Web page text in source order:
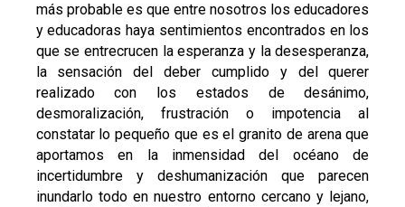
más probable es que entre nosotros los educadores
y educadoras haya sentimientos encontrados en los
que se entrecrucen la esperanza y la desesperanza,
la sensación del deber cumplido y del querer
realizado con los estados de desánimo,
desmoralización, frustración o impotencia al
constatar lo pequeño que es el granito de arena que
aportamos en la inmensidad del océano de
incertidumbre y deshumanización que parecen
inundarlo todo en nuestro entorno cercano y lejano,